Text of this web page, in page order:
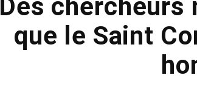
Des
que le Saint